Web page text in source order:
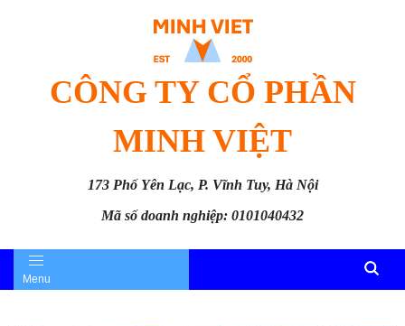
CÔNG TY CỔ PHẦN
MINH VIỆT
173 Phố Yên Lạc, P. Vĩnh Tuy, Hà Nội
Mã số doanh nghiệp: 0101040432
Menu